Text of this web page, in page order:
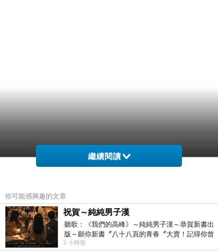
繼續閱讀
你可能感興趣的文章
祝賀～純純男子漢
聽歌：《我們的高峰》～純純男子漢～恭賀新書出
版～願你新書〞八十八頁的青春〞大賣！記得你曾
經在我的版留言…「好讚的圖^^感覺大家
2 小時前